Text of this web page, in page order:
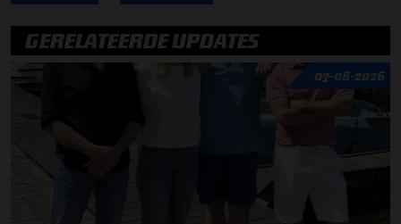
GERELATEERDE UPDATES
07-08-2026